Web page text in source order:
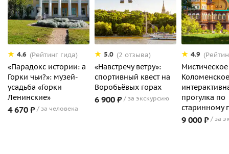
4.6 (Рейтинг гида)
«Парадокс истории: а
Горки чьи?»: музей-
усадьба «Горки
Ленинские»
4 670 ₽ за человека
5.0 (2 отзыва)
«Навстречу ветру»:
спортивный квест на
Воробьёвых горах
6 900 ₽ за экскурсию
4.9
Мистическое
прогулка по
старинному
9 000 ₽ за